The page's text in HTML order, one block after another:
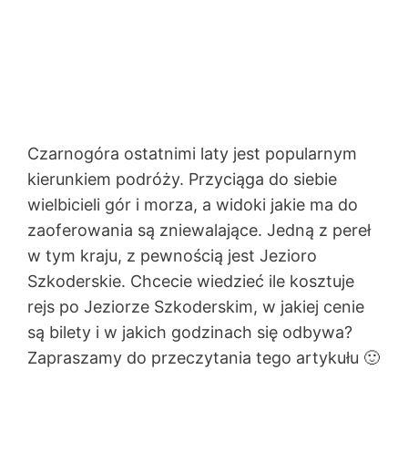
Czarnogóra ostatnimi laty jest popularnym
kierunkiem podróży. Przyciąga do siebie
wielbicieli gór i morza, a widoki jakie ma do
zaoferowania są zniewalające. Jedną z pereł
w tym kraju, z pewnością jest Jezioro
Szkoderskie. Chcecie wiedzieć ile kosztuje
rejs po Jeziorze Szkoderskim, w jakiej cenie
są bilety i w jakich godzinach się odbywa?
Zapraszamy do przeczytania tego artykułu 🙂